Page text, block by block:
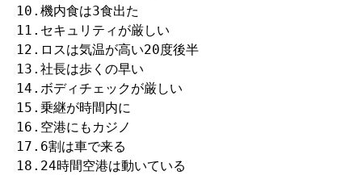
10.機内食は3食出た
11.セキュリティが厳しい
12.ロスは気温が高い20度後半
13.社長は歩くの早い
14.ボディチェックが厳しい
15.乗継が時間内に
16.空港にもカジノ
17.6割は車で来る
18.24時間空港は動いている